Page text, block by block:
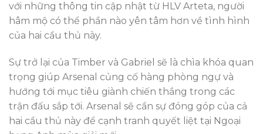
với những thông tin cập nhật từ HLV Arteta, người
hâm mộ có thể phần nào yên tâm hơn về tình hình
của hai cầu thủ này.
Sự trở lại của Timber và Gabriel sẽ là chìa khóa quan
trọng giúp Arsenal củng cố hàng phòng ngự và
hướng tới mục tiêu giành chiến thắng trong các
trận đấu sắp tới. Arsenal sẽ cần sự đóng góp của cả
hai cầu thủ này để cạnh tranh quyết liệt tại Ngoại